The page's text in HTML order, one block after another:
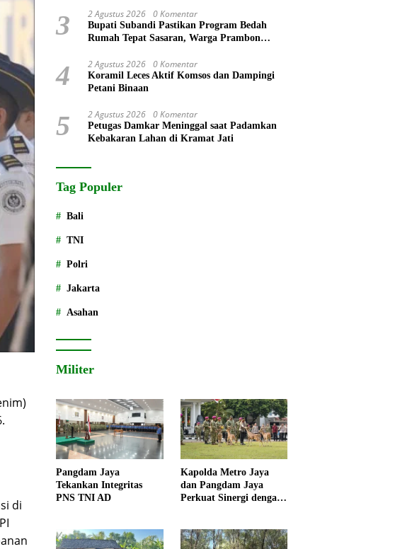
di
3 2 Agustus 2026 0 Komentar
Bupati Subandi Pastikan Program Bedah
Rumah Tepat Sasaran, Warga Prambon
4 2 Agustus 2026 0 Komentar
Koramil Leces Aktif Komsos dan Dampingi
Petani Binaan
5 2 Agustus 2026 0 Komentar
Petugas Damkar Meninggal saat Padamkan
Kebakaran Lahan di Kramat Jati
Tag Populer
Bali
TNI
Polri
Jakarta
Asahan
Militer
Pangdam Jaya
Tekankan Integritas
PNS TNI AD
Kapolda Metro Jaya
dan Pangdam Jaya
Perkuat Sinergi dengan